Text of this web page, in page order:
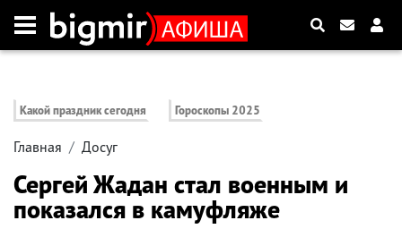
Какой праздник сегодня Гороскопы 2025
Главная Досуг
Сергей Жадан стал военным и
показался в камуфляже